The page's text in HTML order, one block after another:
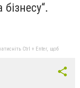
Ctrl + Enter, щоб